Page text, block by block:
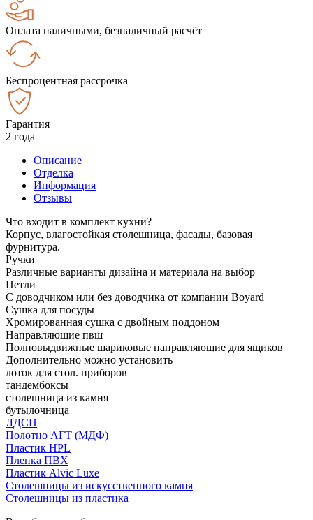
Оплата наличными, безналичный расчёт
Беспроцентная рассрочка
Гарантия
2 года
Описание
Отделка
Информация
Отзывы
Что входит в комплект кухни?
Корпус, влагостойкая столешница, фасады, базовая
фурнитура.
Ручки
Различные варианты дизайна и материала на выбор
Петли
С доводчиком или без доводчика от компании Boyard
Сушка для посуды
Хромированная сушка с двойным поддоном
Направляющие пвш
Полновыдвижные шариковые направляющие для ящиков
Дополнительно можно установить
лоток для стол. приборов
тандембоксы
столешница из камня
бутылочница
ЛДСП
Полотно АГТ (МДФ)
Пластик HPL
Пленка ПВХ
Пластик Alvic Luxe
Столешницы из искусственного камня
Столешницы из пластика